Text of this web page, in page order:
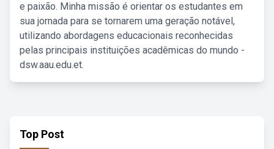
e paixão. Minha missão é orientar os estudantes em
sua jornada para se tornarem uma geração notável,
utilizando abordagens educacionais reconhecidas
pelas principais instituições acadêmicas do mundo -
dsw.aau.edu.et.
Top Post